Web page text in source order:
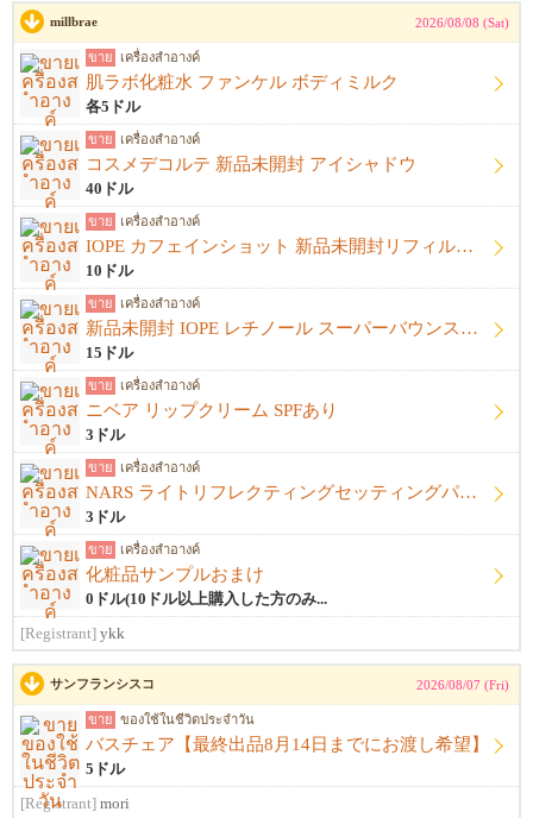
millbrae 2026/08/08 (Sat)
ขาย เครื่องสำอางค์
肌ラボ化粧水 ファンケル ボディミルク
各5ドル
ขาย เครื่องสำอางค์
コスメデコルテ 新品未開封 アイシャドウ
40ドル
ขาย เครื่องสำอางค์
IOPE カフェインショット 新品未開封リフィル＋開封済み本体
10ドル
ขาย เครื่องสำอางค์
新品未開封 IOPE レチノール スーパーバウンスセラム1%
15ドル
ขาย เครื่องสำอางค์
ニベア リップクリーム SPFあり
3ドル
ขาย เครื่องสำอางค์
NARS ライトリフレクティングセッティングパウダー プレストN
3ドル
ขาย เครื่องสำอางค์
化粧品サンプルおまけ
0ドル(10ドル以上購入した方のみ...
[Registrant] ykk
サンフランシスコ 2026/08/07 (Fri)
ขาย ของใช้ในชีวิตประจำวัน
バスチェア【最終出品8月14日までにお渡し希望】
5ドル
[Registrant] mori